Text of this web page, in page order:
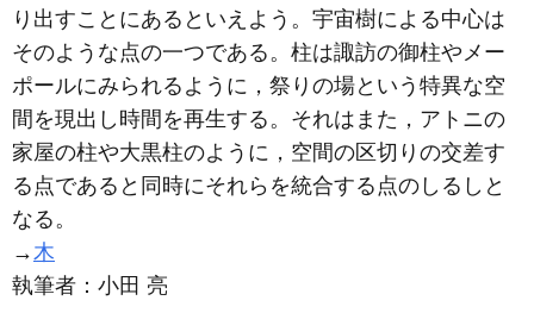
り出すことにあるといえよう。宇宙樹による中心は
そのような点の一つである。柱は諏訪の御柱やメー
ポールにみられるように，祭りの場という特異な空
間を現出し時間を再生する。それはまた，アトニの
家屋の柱や大黒柱のように，空間の区切りの交差す
る点であると同時にそれらを統合する点のしるしと
なる。
→木
執筆者： 小田 亮